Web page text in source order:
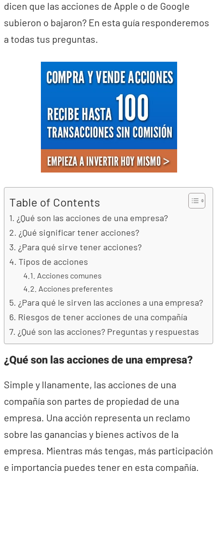
dicen que las acciones de Apple o de Google
subieron o bajaron? En esta guía responderemos
a todas tus preguntas.
Table of Contents
¿Qué son las acciones de una empresa?
¿Qué significar tener acciones?
¿Para qué sirve tener acciones?
Tipos de acciones
Acciones comunes
Acciones preferentes
¿Para qué le sirven las acciones a una empresa?
Riesgos de tener acciones de una compañía
¿Qué son las acciones? Preguntas y respuestas
¿Qué son las acciones de una empresa?
Simple y llanamente, las acciones de una
compañía son partes de propiedad de una
empresa. Una acción representa un reclamo
sobre las ganancias y bienes activos de la
empresa. Mientras más tengas, más participación
e importancia puedes tener en esta compañía.